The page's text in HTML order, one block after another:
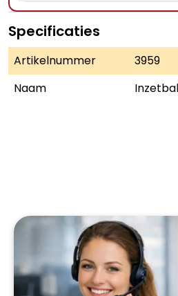
Specificaties
Artikelnummer
3959
Naam